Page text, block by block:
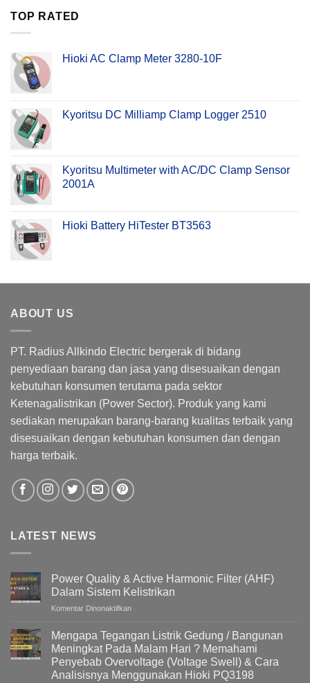
TOP RATED
Hioki AC Clamp Meter 3280-10F
Kyoritsu DC Milliamp Clamp Logger 2510
Kyoritsu Multimeter with AC/DC Clamp Sensor
2001A
Hioki Battery HiTester BT3563
ABOUT US
PT. Radius Allkindo Electric bergerak di bidang
penyediaan barang dan jasa yang disesuaikan dengan
kebutuhan konsumen terutama pada sektor
Ketenagalistrikan (Power Sector). Produk yang kami
sediakan merupakan barang-barang kualitas terbaik yang
disesuaikan dengan kebutuhan konsumen dan dengan
harga terbaik.
LATEST NEWS
Power Quality & Active Harmonic Filter (AHF)
Dalam Sistem Kelistrikan
Komentar Dinonaktifkanpada
Quality
&
Active
Harmonic
Filter
Mengapa Tegangan Listrik Gedung / Bangunan
Meningkat Pada Malam Hari ? Memahami
Penyebab Overvoltage (Voltage Swell) & Cara
Analisisnya Menggunakan Hioki PQ3198